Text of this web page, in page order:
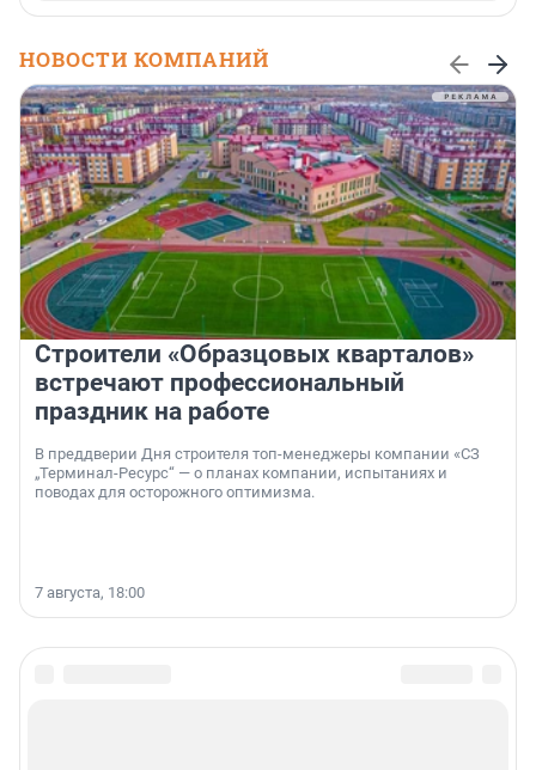
НОВОСТИ КОМПАНИЙ
Строители «Образцовых кварталов»
встречают профессиональный
праздник на работе
В преддверии Дня строителя топ-менеджеры компании «СЗ
„Терминал-Ресурс“ — о планах компании, испытаниях и
поводах для осторожного оптимизма.
7 августа, 18:00